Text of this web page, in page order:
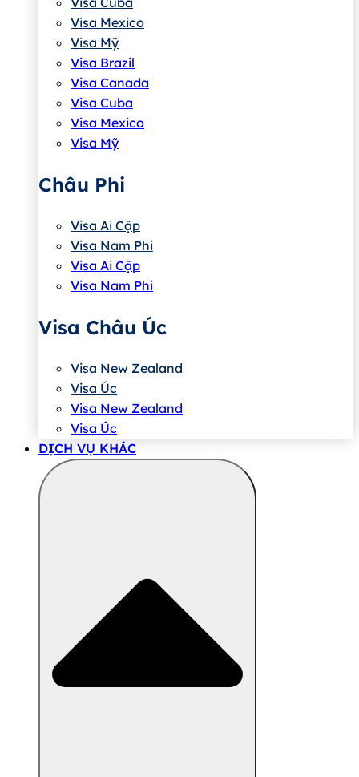
Visa Mexico
Visa Mỹ
Visa Brazil
Visa Canada
Visa Cuba
Visa Mexico
Visa Mỹ
Châu Phi
Visa Ai Cập
Visa Nam Phi
Visa Ai Cập
Visa Nam Phi
Visa Châu Úc
Visa New Zealand
Visa Úc
Visa New Zealand
Visa Úc
DỊCH VỤ KHÁC